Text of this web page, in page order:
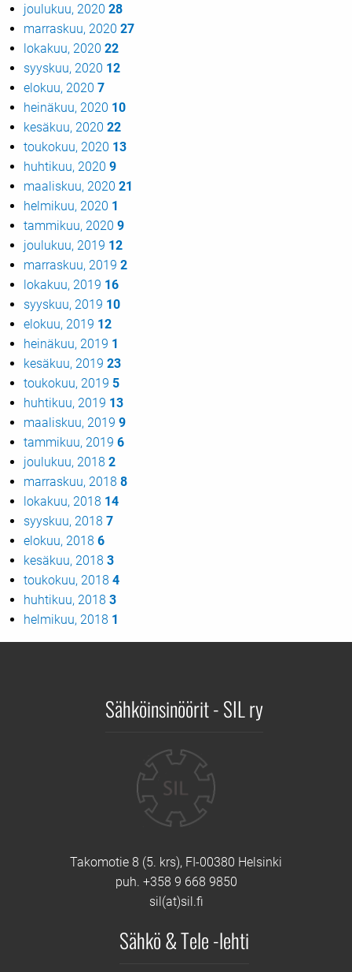
joulukuu, 2020 28
marraskuu, 2020 27
lokakuu, 2020 22
syyskuu, 2020 12
elokuu, 2020 7
heinäkuu, 2020 10
kesäkuu, 2020 22
toukokuu, 2020 13
huhtikuu, 2020 9
maaliskuu, 2020 21
helmikuu, 2020 1
tammikuu, 2020 9
joulukuu, 2019 12
marraskuu, 2019 2
lokakuu, 2019 16
syyskuu, 2019 10
elokuu, 2019 12
heinäkuu, 2019 1
kesäkuu, 2019 23
toukokuu, 2019 5
huhtikuu, 2019 13
maaliskuu, 2019 9
tammikuu, 2019 6
joulukuu, 2018 2
marraskuu, 2018 8
lokakuu, 2018 14
syyskuu, 2018 7
elokuu, 2018 6
kesäkuu, 2018 3
toukokuu, 2018 4
huhtikuu, 2018 3
helmikuu, 2018 1
Sähköinsinöörit - SIL ry
Takomotie 8 (5. krs), FI-00380 Helsinki
puh. +358 9 668 9850
sil(at)sil.fi
Sähkö & Tele -lehti